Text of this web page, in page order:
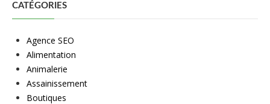
CATÉGORIES
Agence SEO
Alimentation
Animalerie
Assainissement
Boutiques